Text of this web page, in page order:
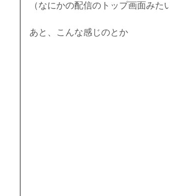
（なにかの配信のトップ画面みた
あと、こんな感じのとか